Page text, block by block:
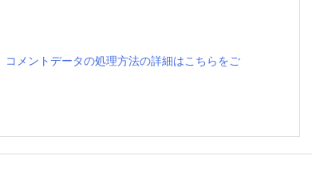
コメントデータの処理方法の詳細はこちらをご